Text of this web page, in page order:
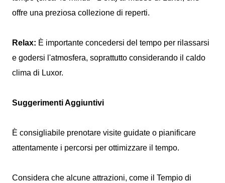
offre una preziosa collezione di reperti.
Relax: È importante concedersi del tempo per rilassarsi
e godersi l'atmosfera, soprattutto considerando il caldo
clima di Luxor.
Suggerimenti Aggiuntivi
È consigliabile prenotare visite guidate o pianificare
attentamente i percorsi per ottimizzare il tempo.
Considera che alcune attrazioni, come il Tempio di